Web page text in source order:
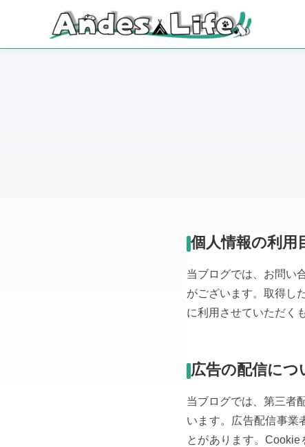
個人情報の利用
当ブログでは、お問い
がございます。取得し
に利用させていただく
広告の配信につ
当ブログでは、第三者
います。広告配信事業
とがあります。